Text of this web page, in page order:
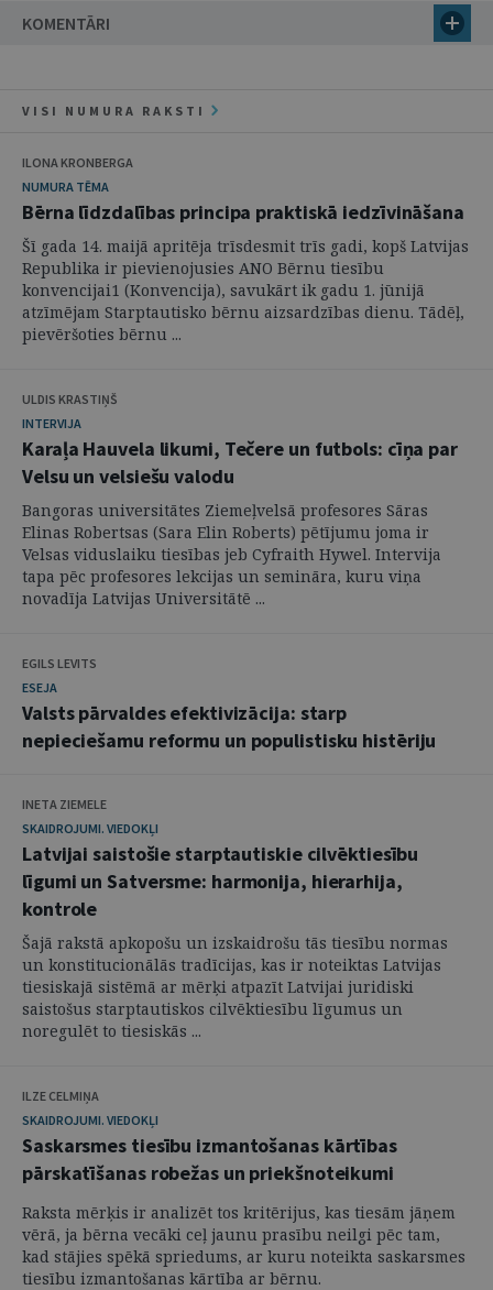
KOMENTĀRI
VISI NUMURA RAKSTI
ILONA KRONBERGA
NUMURA TĒMA
Bērna līdzdalības principa praktiskā iedzīvināšana
Šī gada 14. maijā apritēja trīsdesmit trīs gadi, kopš Latvijas
Republika ir pievienojusies ANO Bērnu tiesību
konvencijai1 (Konvencija), savukārt ik gadu 1. jūnijā
atzīmējam Starptautisko bērnu aizsardzības dienu. Tādēļ,
pievēršoties bērnu ...
ULDIS KRASTIŅŠ
INTERVIJA
Karaļa Hauvela likumi, Tečere un futbols: cīņa par
Velsu un velsiešu valodu
Bangoras universitātes Ziemeļvelsā profesores Sāras
Elinas Robertsas (Sara Elin Roberts) pētījumu joma ir
Velsas viduslaiku tiesības jeb Cyfraith Hywel. Intervija
tapa pēc profesores lekcijas un semināra, kuru viņa
novadīja Latvijas Universitātē ...
EGILS LEVITS
ESEJA
Valsts pārvaldes efektivizācija: starp
nepieciešamu reformu un populistisku histēriju
INETA ZIEMELE
SKAIDROJUMI. VIEDOKĻI
Latvijai saistošie starptautiskie cilvēktiesību
līgumi un Satversme: harmonija, hierarhija,
kontrole
Šajā rakstā apkopošu un izskaidrošu tās tiesību normas
un konstitucionālās tradīcijas, kas ir noteiktas Latvijas
tiesiskajā sistēmā ar mērķi atpazīt Latvijai juridiski
saistošus starptautiskos cilvēktiesību līgumus un
noregulēt to tiesiskās ...
ILZE CELMIŅA
SKAIDROJUMI. VIEDOKĻI
Saskarsmes tiesību izmantošanas kārtības
pārskatīšanas robežas un priekšnoteikumi
Raksta mērķis ir analizēt tos kritērijus, kas tiesām jāņem
vērā, ja bērna vecāki ceļ jaunu prasību neilgi pēc tam,
kad stājies spēkā spriedums, ar kuru noteikta saskarsmes
tiesību izmantošanas kārtība ar bērnu.